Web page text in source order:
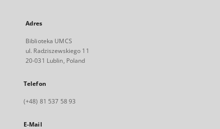
Adres
Biblioteka UMCS
ul. Radziszewskiego 11
20-031 Lublin, Poland
Telefon
(+48) 81 537 58 93
E-Mail